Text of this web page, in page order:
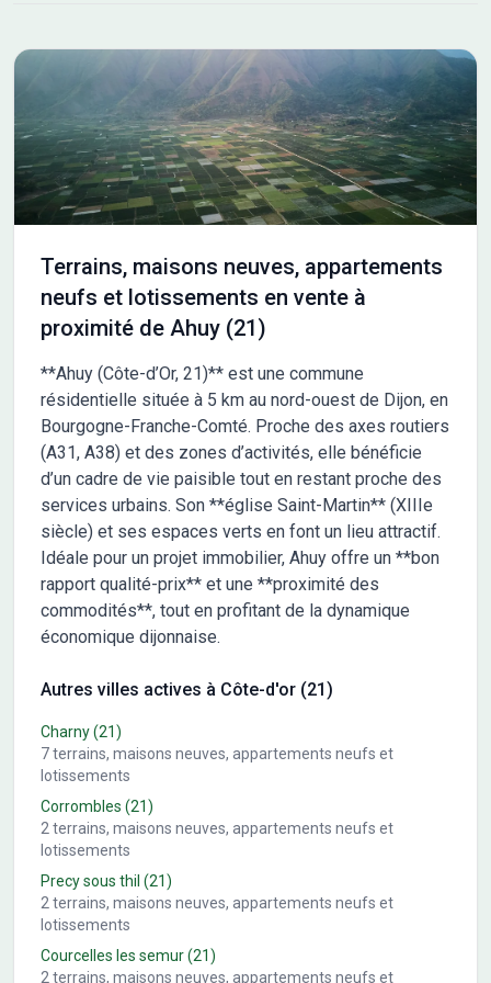
prestations et les aménagements ont été pensés pour
satisfaire les besoins de chaque foyer : accès aux autoroutes
A31, A39 et aux voies rapides vers Dijon, habillage des coffrets.
Au sein du quartier Côté Sud, un espace paysagé singulier
prend vie : le Jardin de Pluie. Véritable liaison piétonne, il Les
informations sur l'état des risques auxquels ce bien est exposé
sont disponibles sur le site Géorisques : www.georisques.gouv.fr
Terrains, maisons neuves, appartements
neufs et lotissements en vente à
proximité de Ahuy (21)
**Ahuy (Côte-d’Or, 21)** est une commune
résidentielle située à 5 km au nord-ouest de Dijon, en
Bourgogne-Franche-Comté. Proche des axes routiers
(A31, A38) et des zones d’activités, elle bénéficie
d’un cadre de vie paisible tout en restant proche des
services urbains. Son **église Saint-Martin** (XIIIe
siècle) et ses espaces verts en font un lieu attractif.
Idéale pour un projet immobilier, Ahuy offre un **bon
rapport qualité-prix** et une **proximité des
commodités**, tout en profitant de la dynamique
économique dijonnaise.
Autres villes actives à Côte-d'or (21)
Charny(21)
7terrains, maisons neuves, appartements neufs et
lotissements
Corrombles (21)
2 terrains, maisons neuves, appartements neufs et
lotissements
Precy sous thil (21)
2 terrains, maisons neuves, appartements neufs et
lotissements
Courcelles les semur(21)
2 terrains, maisons neuves, appartements neufs et